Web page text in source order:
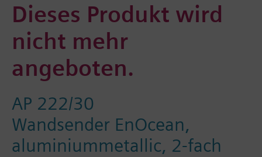
Dieses Produkt wird
nicht mehr
angeboten.
AP 222/30
Wandsender EnOcean,
aluminiummetallic, 2-fach